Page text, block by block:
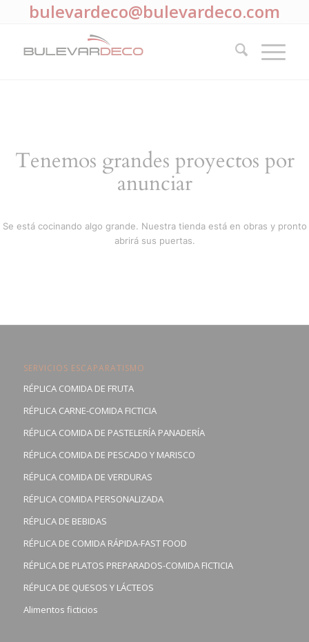
bulevardeco@bulevardeco.com
Tenemos grandes proyectos por
anunciar
Se está cocinando algo grande. Nuestra tienda está en obras y pronto
abrirá sus puertas.
SERVICIOS ESCAPARATISMO
RÉPLICA COMIDA DE FRUTA
RÉPLICA CARNE-COMIDA FICTICIA
RÉPLICA COMIDA DE PASTELERÍA PANADERÍA
RÉPLICA COMIDA DE PESCADO Y MARISCO
RÉPLICA COMIDA DE VERDURAS
RÉPLICA COMIDA PERSONALIZADA
RÉPLICA DE BEBIDAS
RÉPLICA DE COMIDA RÁPIDA-FAST FOOD
RÉPLICA DE PLATOS PREPARADOS-COMIDA FICTICIA
RÉPLICA DE QUESOS Y LÁCTEOS
Alimentos ficticios